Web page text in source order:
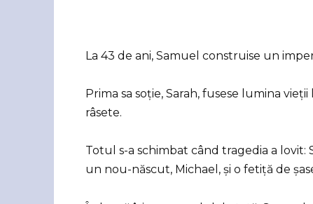
La 43 de ani, Samuel construise un
Prima sa soție, Sarah, fusese lumina
râsete.
Totul s-a schimbat când tragedia a
un nou-născut, Michael, și o fetiță de